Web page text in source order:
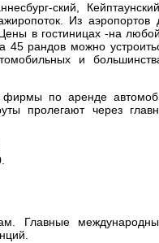
ский,
Из
в гостиницах -на
45 рандов можно
и
по аренде
пролегают через
Главные